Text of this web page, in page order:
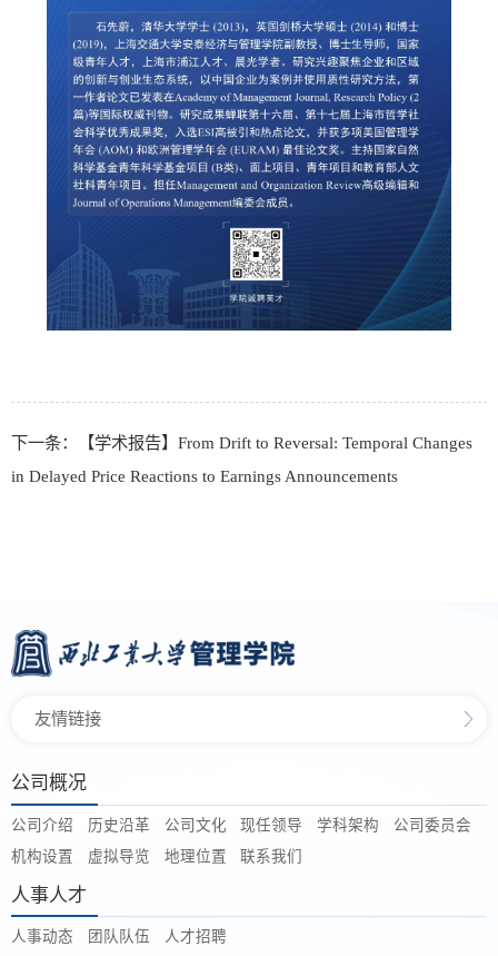
下一条：【学术报告】From Drift to Reversal: Temporal Changes
in Delayed Price Reactions to Earnings Announcements
友情链接
公司概况
公司介绍 历史沿革 公司文化 现任领导 学科架构
公司委员会
机构设置
虚拟导览 地理位置 联系我们
人事人才
人事动态 团队队伍 人才招聘